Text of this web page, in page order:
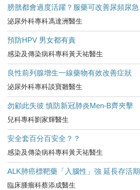
膀胱都會過度活躍？服藥可改善尿頻尿急
泌尿外科專科馮達洲醫生
預防HPV 男女都有責
感染及傳染病科專科黃天祐醫生
良性前列腺增生一線藥物有效改善症狀
泌尿外科專科談寶雛醫生
勿顧此失彼 慎防新冠肺炎Men-B齊夾擊
兒科專科劉家輝醫生
安全套百分百安全？？
感染及傳染病科專科黃天祐醫生
ALK肺癌標靶藥「入腦性」強 延長存活期
臨床腫瘤科蔡添成醫生